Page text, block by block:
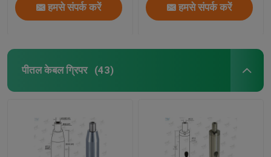
हमसे संपर्क करें हमसे संपर्क करें
पीतल केबल ग्रिपर (43)